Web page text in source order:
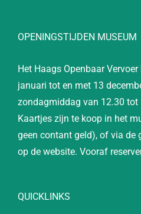
OPENINGSTIJDEN MUSEUM
Het Haags Openbaar
januari tot en met 13
zondagmiddag van 12.30 tot
Kaartjes zijn te koop in het
geen contant geld), of via de
op de website. Vooraf
QUICKLINKS